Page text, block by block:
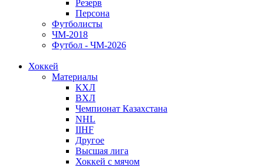
Резерв
Персона
Футболисты
ЧМ-2018
Футбол - ЧМ-2026
Хоккей
Материалы
КХЛ
ВХЛ
Чемпионат Казахстана
NHL
IIHF
Другое
Высшая лига
Хоккей с мячом